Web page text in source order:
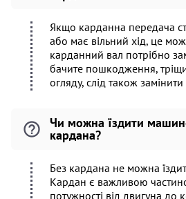
Якщо карданна передача
або має вільний хід, це
карданний вал потрібно
бачите пошкодження,
огляду, слід також
Чи можна їздити
кардана?
Без кардана не можна
Кардан є важливою
потужності від двигуна до